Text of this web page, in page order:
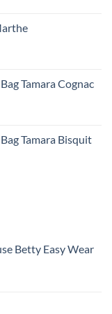
Tamara Cognac
Tamara Bisquit
Betty Easy Wear